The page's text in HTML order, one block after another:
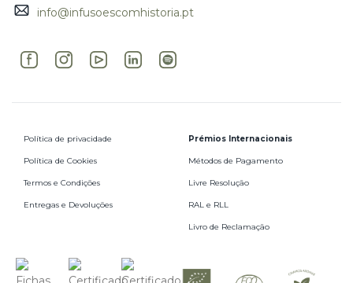
info@infusoescomhistoria.pt
Política de privacidade
Política de Cookies
Termos e Condições
Entregas e Devoluções
Prémios Internacionais
Métodos de Pagamento
Livre Resolução
RAL e RLL
Livro de Reclamação